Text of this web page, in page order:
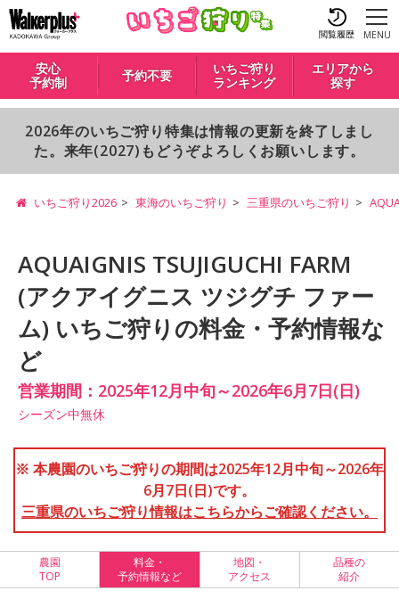
閲覧履歴 MENU
安心
予約制
予約不要
いちご狩り
ランキング
エリアから
探す
2026年のいちご狩り特集は情報の更新を終了しまし
た。来年(2027)もどうぞよろしくお願いします。
いちご狩り2026 東海のいちご狩り 三重県のいちご狩り
AQUAIGNIS TSUJIGUCHI FARM
(アクアイグニス ツジグチ ファー
ム) いちご狩りの料金・予約情報な
ど
営業期間：2025年12月中旬～2026年6月7日(日)
シーズン中無休
※ 本農園のいちご狩りの期間は2025年12月中旬～2026年
6月7日(日)です。
三重県のいちご狩り情報はこちらからご確認ください。
農園
TOP
料金・
予約情報など
地図・
アクセス
品種の
紹介